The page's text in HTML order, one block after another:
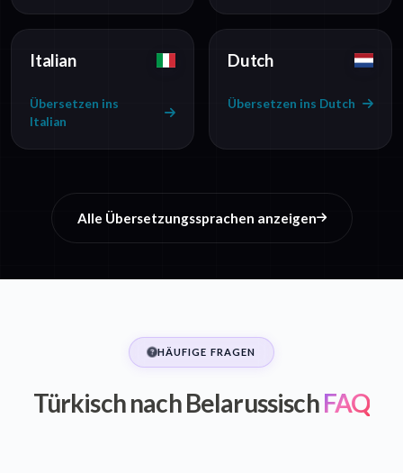
Italian
Übersetzen ins
Italian
Dutch
Übersetzen ins Dutch
Alle Übersetzungssprachen anzeigen
HÄUFIGE FRAGEN
Türkisch nach BelarussischFAQ